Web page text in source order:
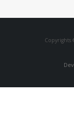
Copyrights